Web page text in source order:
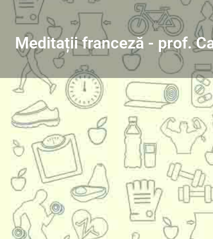
Meditații franceză - prof.
Share
Descriere
Profesoară de franceză ( specializare în Franța)
detalii la telefon 0770931050 Carmen